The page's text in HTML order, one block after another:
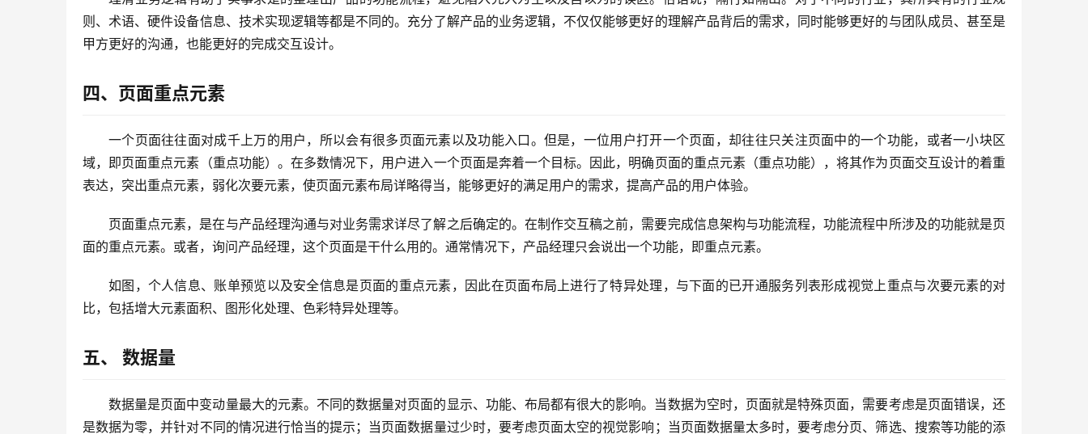
则、术语、硬件设备信息、技术实现逻辑等都是不同的。充分了解产品的业务逻辑，不仅仅能够更好的理解产品背后的需求，同时能够更好的与团队成员、甚至是
甲方更好的沟通，也能更好的完成交互设计。
四、页面重点元素
一个页面往往面对成千上万的用户，所以会有很多页面元素以及功能入口。但是，一位用户打开一个页面，却往往只关注页面中的一个功能，或者一小块区
域，即页面重点元素（重点功能）。在多数情况下，用户进入一个页面是奔着一个目标。因此，明确页面的重点元素（重点功能），将其作为页面交互设计的着重
表达，突出重点元素，弱化次要元素，使页面元素布局详略得当，能够更好的满足用户的需求，提高产品的用户体验。
页面重点元素，是在与产品经理沟通与对业务需求详尽了解之后确定的。在制作交互稿之前，需要完成信息架构与功能流程，功能流程中所涉及的功能就是页
面的重点元素。或者，询问产品经理，这个页面是干什么用的。通常情况下，产品经理只会说出一个功能，即重点元素。
如图，个人信息、账单预览以及安全信息是页面的重点元素，因此在页面布局上进行了特异处理，与下面的已开通服务列表形成视觉上重点与次要元素的对
比，包括增大元素面积、图形化处理、色彩特异处理等。
五、 数据量
数据量是页面中变动量最大的元素。不同的数据量对页面的显示、功能、布局都有很大的影响。当数据为空时，页面就是特殊页面，需要考虑是页面错误，还
是数据为零，并针对不同的情况进行恰当的提示；当页面数据量过少时，要考虑页面太空的视觉影响；当页面数据量太多时，要考虑分页、筛选、搜索等功能的添